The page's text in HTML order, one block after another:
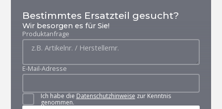
Bestimmtes Ersatzteil gesucht?
Wir besorgen es für Sie!
Produktanfrage
E-Mail-Adresse
Ich habe die Datenschutzhinweise zur Kenntnis
genommen.